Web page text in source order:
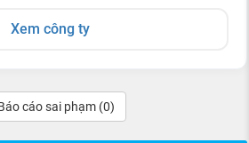
Xem công ty
cáo sai phạm (0)